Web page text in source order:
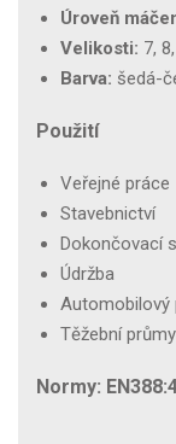
Úroveň
Velikosti: 7,
Barva: šedá-
Použití
Veřejné práce
Stavebnictví
Dokončovací
Údržba
Automobilový
Těžební
Normy: